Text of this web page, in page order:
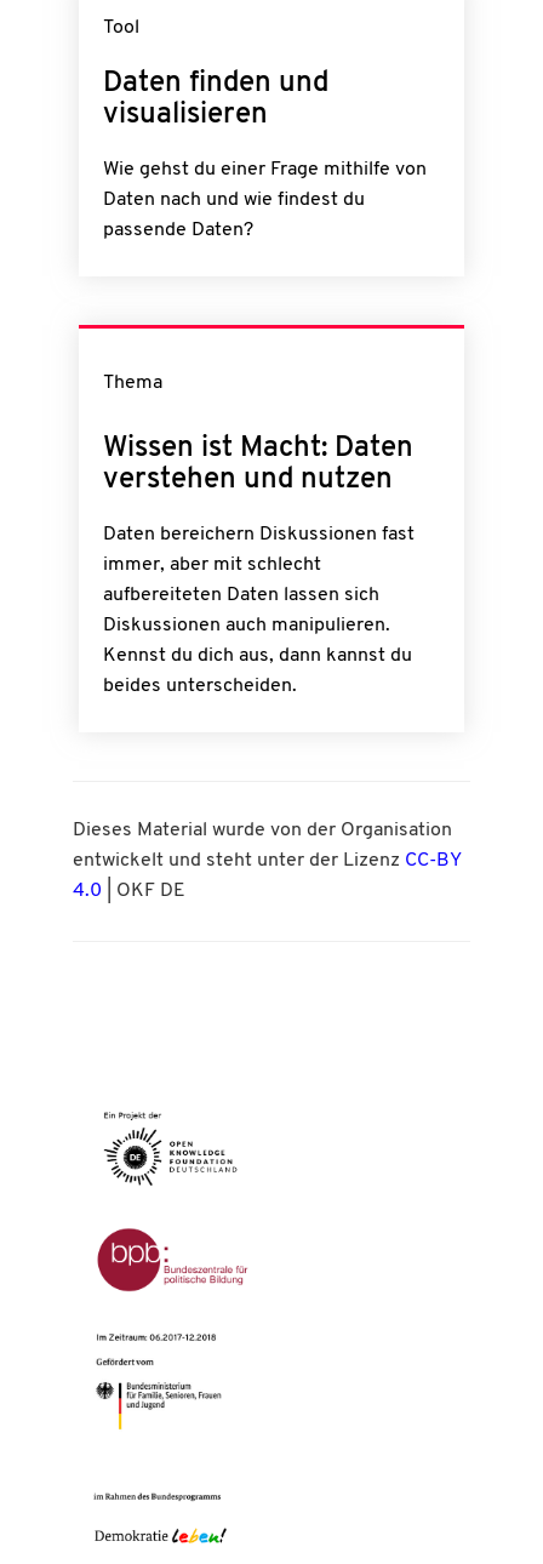
Tool
Daten finden und
visualisieren
Wie gehst du einer Frage mithilfe von
Daten nach und wie findest du
passende Daten?
Thema
Wissen ist Macht: Daten
verstehen und nutzen
Daten bereichern Diskussionen fast
immer, aber mit schlecht
aufbereiteten Daten lassen sich
Diskussionen auch manipulieren.
Kennst du dich aus, dann kannst du
beides unterscheiden.
Dieses Material wurde von der Organisation
entwickelt und steht unter der Lizenz CC-BY
4.0
| OKF DE